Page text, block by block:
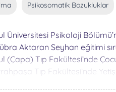
Psikosomatik Bozukluklar
Üniversitesi Psikoloji
Aktaran Seyhan eğitimi
(Çapa) Tıp Fakültesi’nde
Tıp Fakültesi’nde